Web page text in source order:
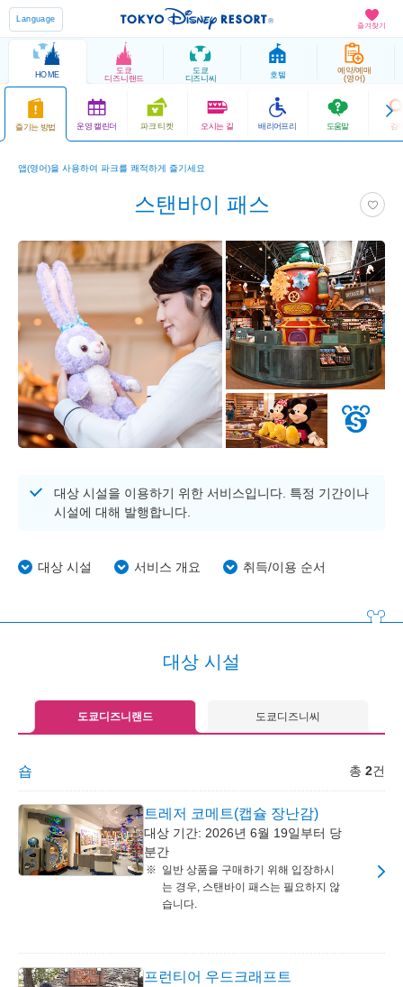
즐겨찾기
Language
HOME
도쿄
디즈니랜드
도쿄
디즈니씨
호텔
예약/예매
(영어)
즐기는 방법 운영 캘린더 파크 티켓 오시는 길 배리어프리 도움말 검
앱(영어)을 사용하여 파크를 쾌적하게 즐기세요
스탠바이 패스
대상 시설을 이용하기 위한 서비스입니다. 특정 기간이나
시설에 대해 발행합니다.
대상 시설 서비스 개요 취득/이용 순서
대상 시설
도쿄디즈니랜드 도쿄디즈니씨
숍 총 2건
트레저 코메트(캡슐 장난감)
대상 기간: 2026년 6월 19일부터 당
분간
일반 상품을 구매하기 위해 입장하시
는 경우, 스탠바이 패스는 필요하지 않
습니다.
프런티어 우드크래프트